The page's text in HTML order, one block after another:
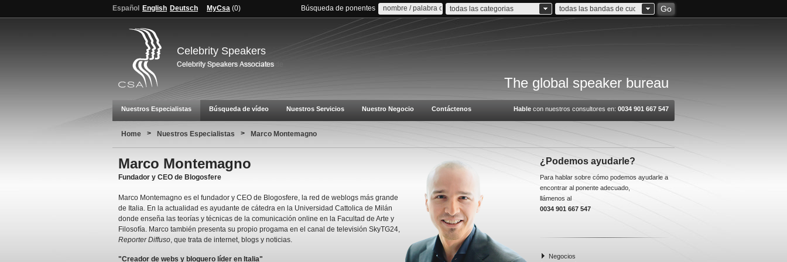
Español English Deutsch MyCsa (0) Búsqueda de ponentes todas las categorias todas las bandas de cuota Go
Celebrity Speakers
The global speaker bureau
Nuestros Especialistas Búsqueda de vídeo Nuestros Servicios Nuestro Negocio Contáctenos Hable con nuestros consultores en: 0034 901 667 547
Home > Nuestros Especialistas > Marco Montemagno
Marco Montemagno
Fundador y CEO de Blogosfere
Marco Montemagno es el fundador y CEO de Blogosfere, la red de weblogs más grande
de Italia. En la actualidad es ayudante de cátedra en la Universidad Cattolica de Milán
donde enseña las teorías y técnicas de la comunicación online en la Facultad de Arte y
Filosofía. Marco también presenta su propio progama en el canal de televisión SkyTG24,
Reporter Diffuso, que trata de internet, blogs y noticias.
"Creador de webs y bloguero líder en Italia"
¿Podemos ayudarle?
Para hablar sobre cómo podemos ayudarle a
encontrar al ponente adecuado,
llámenos al
0034 901 667 547
Negocios